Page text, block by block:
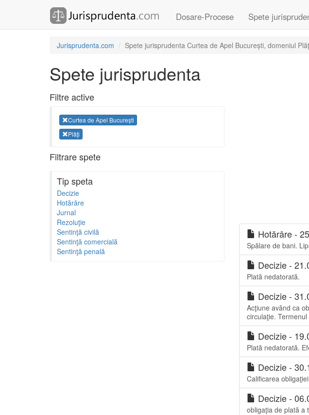
Dosare-Procese Spete
Jurisprudenta.com Spete jurisprudenta Curtea de Apel București, domeniul
Spete jurisprudenta
Filtre active
Curtea de Apel București
Plăţi
Filtrare spete
Tip speta
Decizie
Hotărâre
Jurnal
Rezoluţie
Sentinţă civilă
Sentinţă comercială
Sentinţă penală
Hotărâre -
Spălare de bani.
Decizie -
Plată nedatorată.
Decizie -
Acţiune având ca
circulaţie.
Decizie -
Plată nedatorată.
Decizie -
Calificarea
Decizie -
obligaţia de plată a